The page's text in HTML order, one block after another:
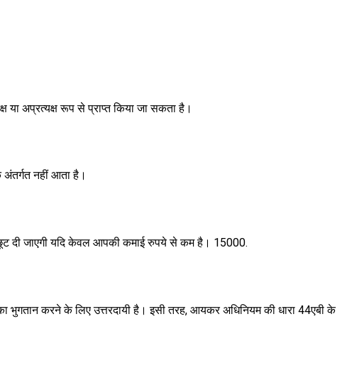
या अप्रत्यक्ष रूप से प्राप्त किया जा सकता है।
नहीं आता है।
दी जाएगी यदि केवल आपकी कमाई रुपये से कम है। 15000.
करने के लिए उत्तरदायी है। इसी तरह, आयकर अधिनियम की धारा 44एबी के